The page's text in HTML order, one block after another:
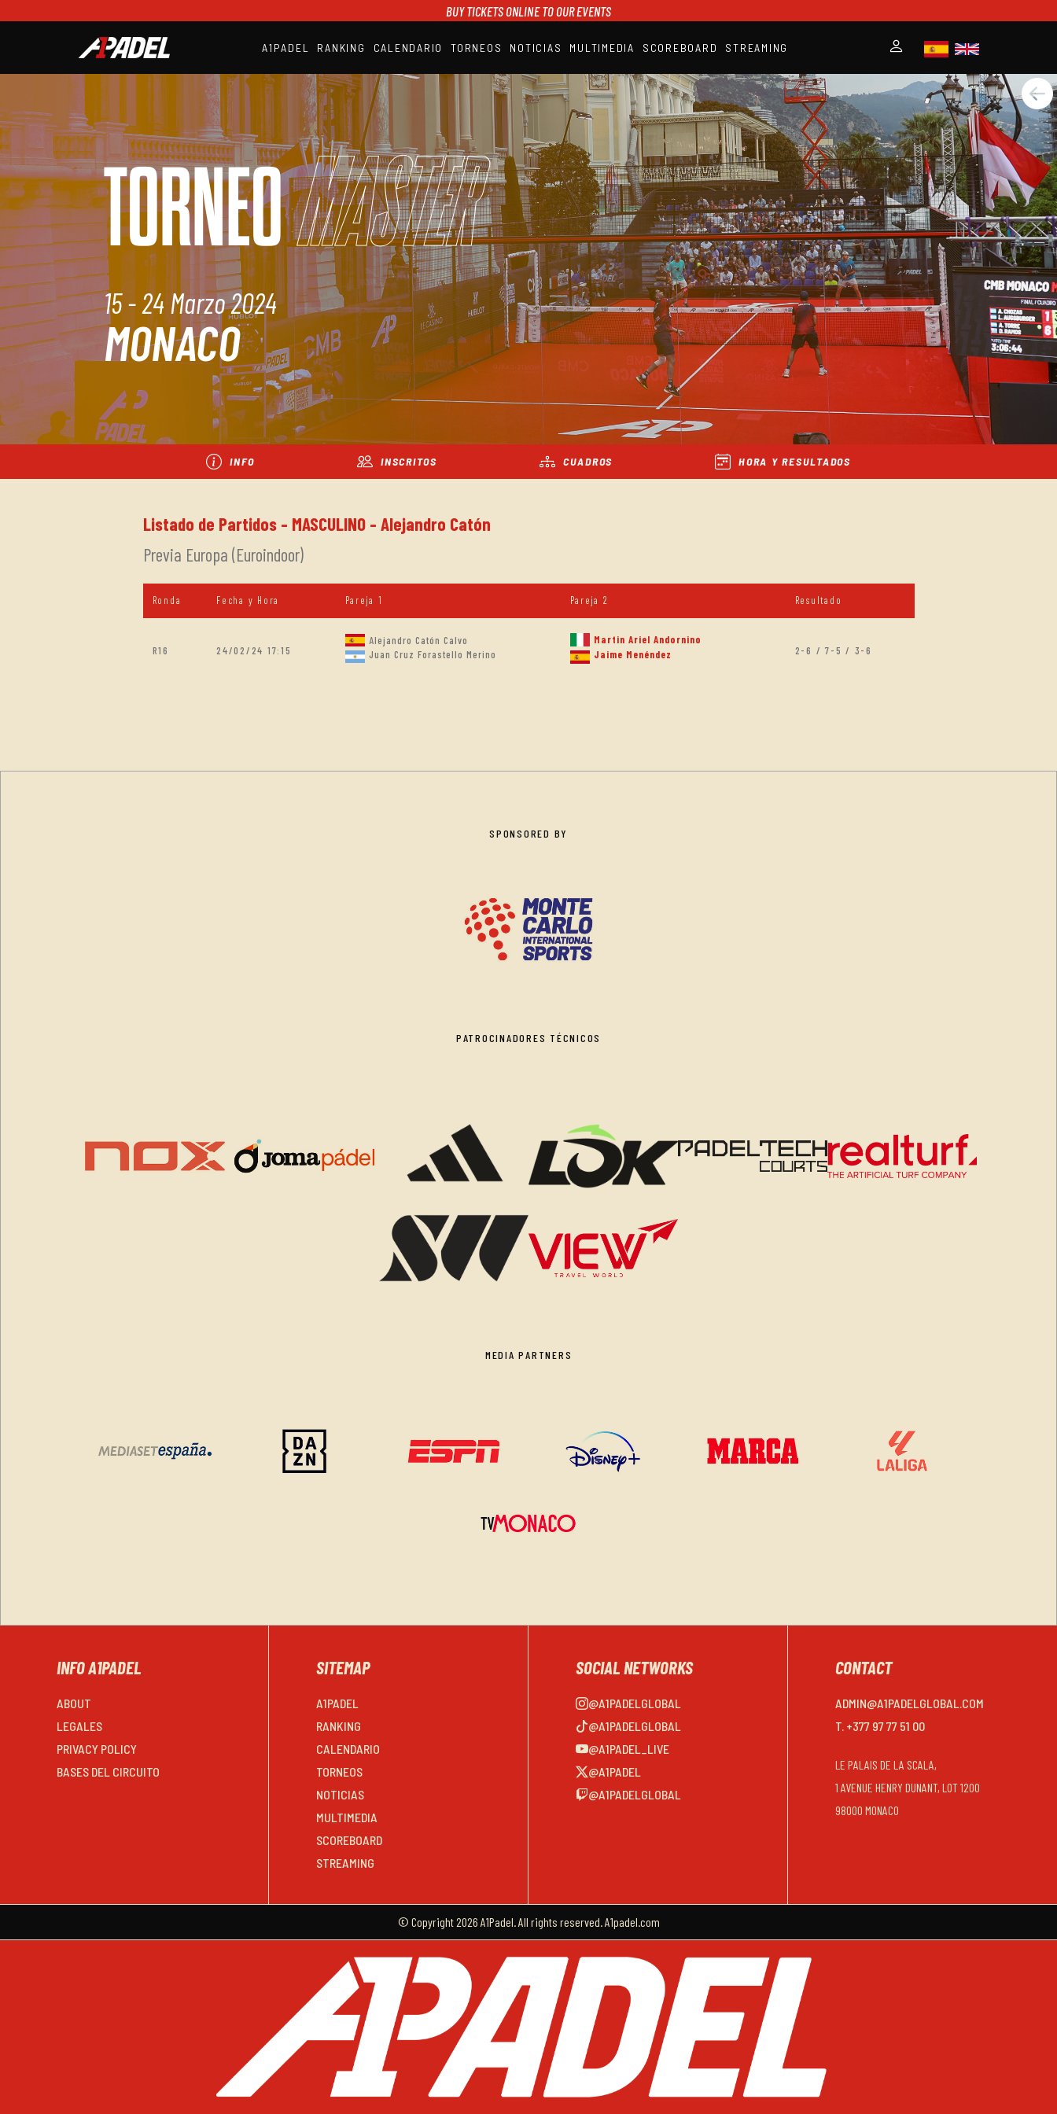
BUY TICKETS ONLINE TO OUR EVENTS
A1PADEL RANKING CALENDARIO TORNEOS NOTICIAS MULTIMEDIA SCOREBOARD STREAMING
A1PADEL
RANKING
CALENDARIO
TORNEOS
NOTICIAS
MULTIMEDIA
SCOREBOARD
STREAMING
TORNEOMaster
15 - 24 Marzo 2024
MONACO
INFO INSCRITOS CUADROS HORA Y RESULTADOS
Listado de Partidos - MASCULINO - Alejandro Catón
Previa Europa (Euroindoor)
Ronda Fecha y Hora Pareja 1 Pareja 2 Resultado
R16 24/02/24 17:15
Alejandro Catón Calvo
Juan Cruz Forastello Merino
Martin Ariel Andornino
Jaime Menéndez
2-6 / 7-5 / 3-6
SPONSORED BY
PATROCINADORES TÉCNICOS
MEDIA PARTNERS
INFO A1PADEL
ABOUT
LEGALES
PRIVACY POLICY
BASES DEL CIRCUITO
SITEMAP
A1PADEL
RANKING
CALENDARIO
TORNEOS
NOTICIAS
MULTIMEDIA
SCOREBOARD
STREAMING
SOCIAL NETWORKS
@A1PADELGLOBAL
@A1PADELGLOBAL
@A1PADEL_LIVE
@A1PADEL
@A1PADELGLOBAL
CONTACT
ADMIN@A1PADELGLOBAL.COM
T. +377 97 77 51 00
LE PALAIS DE LA SCALA,
1 AVENUE HENRY DUNANT, LOT 1200
98000 MONACO
© Copyright 2026 A1Padel. All rights reserved. A1padel.com